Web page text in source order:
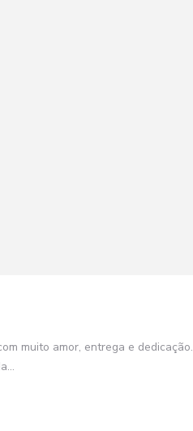
muito amor, entrega e dedicação.